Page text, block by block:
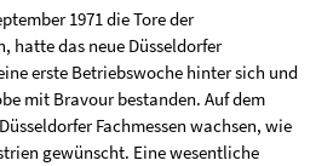
1971 die Tore der
hatte das neue Düsseldorfer
erste Betriebswoche hinter sich und
mit Bravour bestanden. Auf dem
Fachmessen wachsen, wie
gewünscht. Eine wesentliche